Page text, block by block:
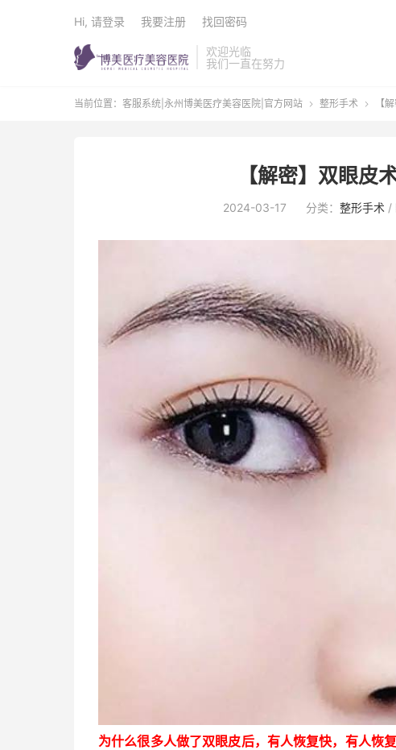
欢迎光临
我们一直在努力
Hi, 请登录 我要注册 找回密码
当前位置： 客服系统|永州博美医疗美容医院|官方网站  整形手术  【
【解密】双眼皮
2024-03-17 分类： 整形手术 /
为什么很多人做了双眼皮后，有人恢复快，有人恢